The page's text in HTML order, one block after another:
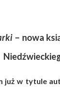
– nowa
już w tytule